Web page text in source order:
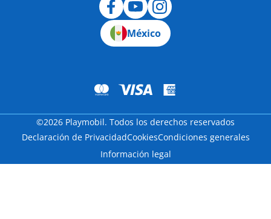
México
©2026 Playmobil. Todos los derechos reservados
Declaración de PrivacidadCookiesCondiciones generales
Información legal